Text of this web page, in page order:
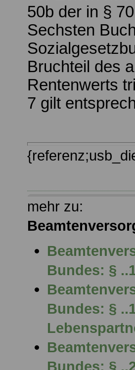
50b der in §
Sechsten
Bruchteil des
Rentenwerts
7 gilt
mehr zu:
Bundes: §
Bundes: §
Bundes: §